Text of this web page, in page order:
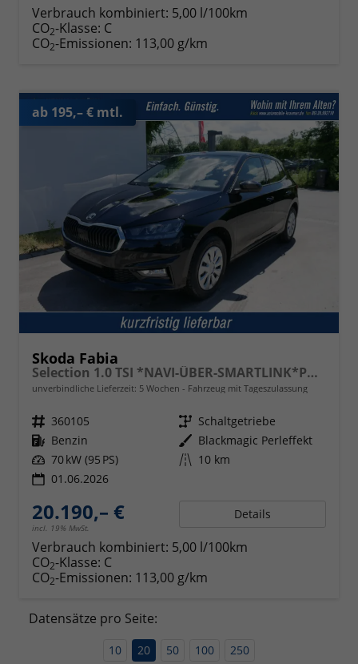
Verbrauch kombiniert: 5,00 l/100km
CO2-Klasse: C
CO2-Emissionen: 113,00 g/km
ab 195,– € mtl.
Skoda Fabia
Selection 1.0 TSI *NAVI-ÜBER-SMARTLINK*PDC-HI*LED*SHZ*KLIMA*RADIO
unverbindliche Lieferzeit: 5 Wochen Fahrzeug mit Tageszulassung
Fahrzeugnr. 360105 Getriebe Schaltgetriebe
Kraftstoff Benzin Außenfarbe Blackmagic Perleffekt
Leistung 70 kW (95 PS) Kilometerstand 10 km
01.06.2026
20.190,– €
incl. 19% MwSt.
Details
Verbrauch kombiniert: 5,00 l/100km
CO2-Klasse: C
CO2-Emissionen: 113,00 g/km
Datensätze pro Seite:
10 20 50 100 250